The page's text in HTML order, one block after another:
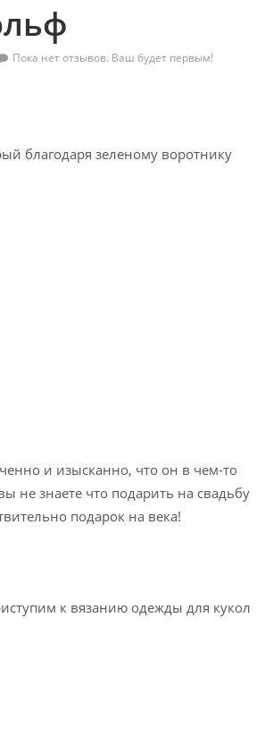
Пока нет отзывов. Ваш будет первым!
благодаря зеленому воротнику
и изысканно, что он в чем-то
не знаете что подарить на свадьбу
подарок на века!
к вязанию одежды для кукол